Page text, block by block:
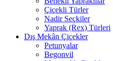
Çiçekli Türler
Nadir Seçkiler
Yaprak (Rex) Türleri
Dış Mekân Çiçekler
Petunyalar
Begonvil